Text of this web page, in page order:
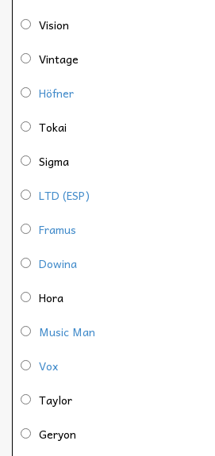
Vision
Vintage
Höfner
Tokai
Sigma
LTD (ESP)
Framus
Dowina
Hora
Music Man
Vox
Taylor
Geryon